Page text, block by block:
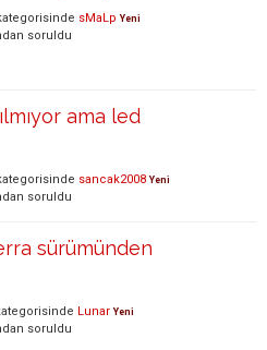
sMaLp Yeni
soruldu
ama led
sancak2008 Yeni
soruldu
sürümünden
Lunar Yeni
soruldu